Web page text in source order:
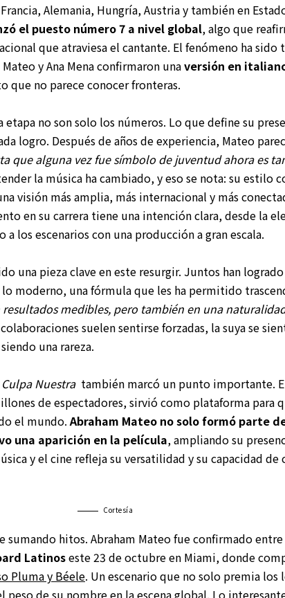
Alemania, Hungría, Austria y también en
el puesto número 7 a nivel global, algo que
que atraviesa el cantante. El fenómeno ha sido
y Ana Mena confirmaron unaversión en
que no parece conocer fronteras.
etapa no son solo los números. Lo que define su
logro. Después de años de experiencia, Mateo
que alguna vez fue símbolo de juventud ahora es
la música ha cambiado, y eso se nota: su estilo
visión más amplia, más internacional y más
en su carrera tiene una intención clara, desde la
a los escenarios con una producción a gran escala.
una pieza clave en este resurgir. Juntos han
moderno, una fórmula que les ha permitido
medibles, pero también en una
suelen sentirse forzadas, la suya se
una rareza.
Culpa Nuestra también marcó un punto importante.
de espectadores, sirvió como plataforma para
el mundo. Abraham Mateo no solo formó parte
una aparición en la película, ampliando su
y el cine refleja su versatilidad y su capacidad de
Cortesía
sumando hitos. Abraham Mateo fue confirmado
Latinoseste 23 de octubre en Miami, donde
Pluma y Béele. Un escenario que no solo premia los
de su nombre en la escena global. Lo